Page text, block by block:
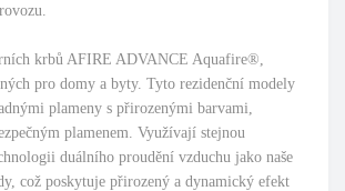
krbů AFIRE ADVANCE Aquafire®,
pro domy a byty. Tyto rezidenční modely
plameny s přirozenými barvami,
plamenem. Využívají stejnou
duálního proudění vzduchu jako naše
což poskytuje přirozený a dynamický efekt